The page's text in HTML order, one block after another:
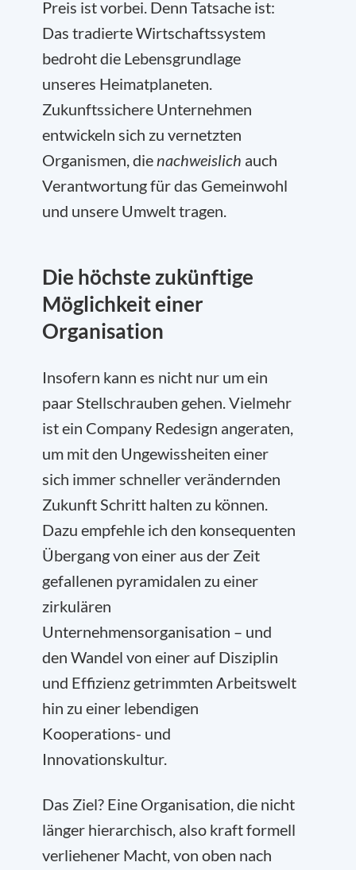
Preis ist vorbei. Denn Tatsache ist:
Das tradierte Wirtschaftssystem
bedroht die Lebensgrundlage
unseres Heimatplaneten.
Zukunftssichere Unternehmen
entwickeln sich zu vernetzten
Organismen, dienachweislich auch
Verantwortung für das Gemeinwohl
und unsere Umwelt tragen.
Die höchste zukünftige
Möglichkeit einer
Organisation
Insofern kann es nicht nur um ein
paar Stellschrauben gehen. Vielmehr
ist ein Company Redesign angeraten,
um mit den Ungewissheiten einer
sich immer schneller verändernden
Zukunft Schritt halten zu können.
Dazu empfehle ich den konsequenten
Übergang von einer aus der Zeit
gefallenen pyramidalen zu einer
zirkulären
Unternehmensorganisation – und
den Wandel von einer auf Disziplin
und Effizienz getrimmten Arbeitswelt
hin zu einer lebendigen
Kooperations- und
Innovationskultur.
Das Ziel? Eine Organisation, die nicht
länger hierarchisch, also kraft formell
verliehener Macht, von oben nach